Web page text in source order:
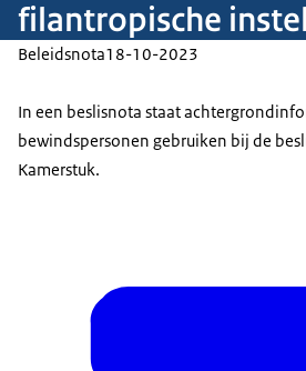
filantropische
Beleidsnota18-10-2023
In een beslisnota staat
bewindspersonen gebruiken bij de
Kamerstuk.